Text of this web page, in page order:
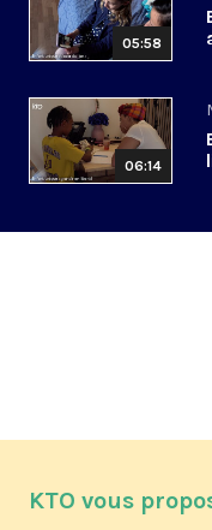
05:58
06:14
KTO vous